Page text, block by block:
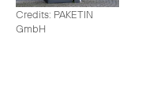
Credits: PAKETIN
GmbH